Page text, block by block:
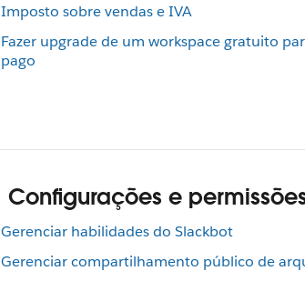
Imposto sobre vendas e IVA
Fazer upgrade de um workspace gratuito
pago
Configurações e
Gerenciar habilidades do Slackbot
Gerenciar compartilhamento público de